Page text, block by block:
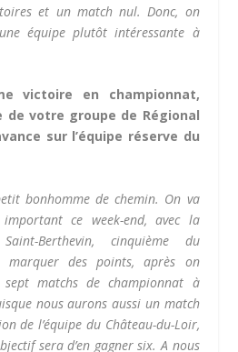
et un match nul. Donc, on
équipe plutôt intéressante à
victoire en championnat,
votre groupe de Régional
sur l’équipe réserve du
bonhomme de chemin. On va
ce week-end, avec la
Berthevin, cinquième du
marquer des points, après on
matchs de championnat à
nous aurons aussi un match
de l’équipe du Château-du-Loir,
sera d’en gagner six. A nous